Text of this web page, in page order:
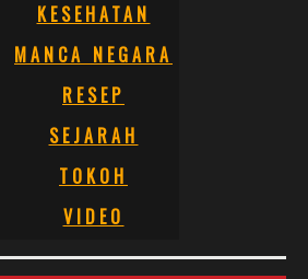
KESEHATAN
MANCA NEGARA
RESEP
SEJARAH
TOKOH
VIDEO